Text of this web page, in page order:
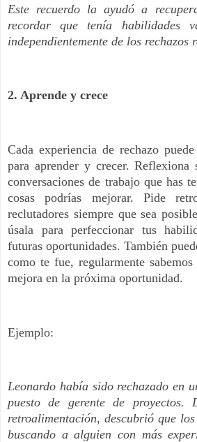
Este recuerdo la ayudó a
recordar que tenía habilidades
independientemente de los rechazos
2. Aprende y crece
Cada experiencia de rechazo
para aprender y crecer. Reflexiona
conversaciones de trabajo que has
cosas podrías mejorar. Pide
reclutadores siempre que sea
úsala para perfeccionar tus
futuras oportunidades. También
como te fue, regularmente
mejora en la próxima oportunidad.
Ejemplo:
Leonardo había sido rechazado en
puesto de gerente de proyectos.
retroalimentación, descubrió que
buscando a alguien con más